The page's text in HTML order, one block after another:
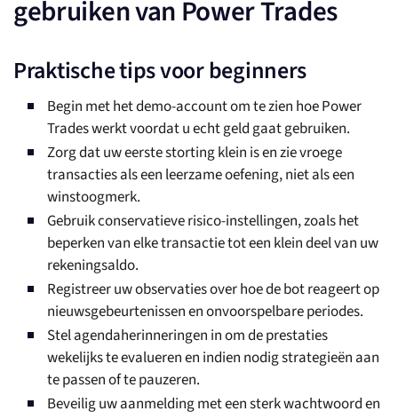
gebruiken van Power Trades
Praktische tips voor beginners
Begin met het demo-account om te zien hoe Power
Trades werkt voordat u echt geld gaat gebruiken.
Zorg dat uw eerste storting klein is en zie vroege
transacties als een leerzame oefening, niet als een
winstoogmerk.
Gebruik conservatieve risico-instellingen, zoals het
beperken van elke transactie tot een klein deel van uw
rekeningsaldo.
Registreer uw observaties over hoe de bot reageert op
nieuwsgebeurtenissen en onvoorspelbare periodes.
Stel agendaherinneringen in om de prestaties
wekelijks te evalueren en indien nodig strategieën aan
te passen of te pauzeren.
Beveilig uw aanmelding met een sterk wachtwoord en